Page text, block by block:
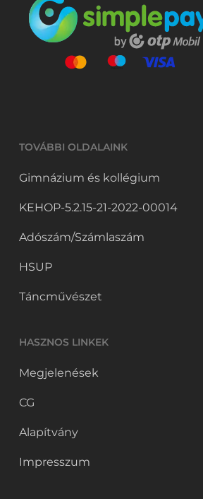
TOVÁBBI OLDALAINK
Gimnázium és kollégium
KEHOP-5.2.15-21-2022-00014
Adószám/Számlaszám
HSUP
Táncművészet
HASZNOS LINKEK
Megjelenések
CG
Alapítvány
Impresszum